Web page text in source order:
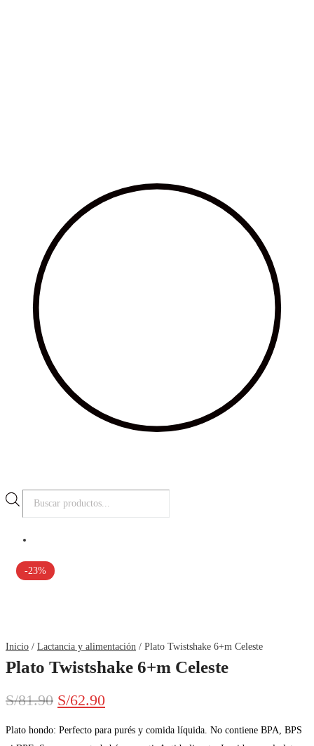
-23%
Inicio / Lactancia y alimentación / Plato Twistshake 6+m Celeste
Plato Twistshake 6+m Celeste
S/81.90 El
precio
S/62.90El
precio
Plato hondo: Perfecto para purés y comida líquida. No contiene BPA, BPS